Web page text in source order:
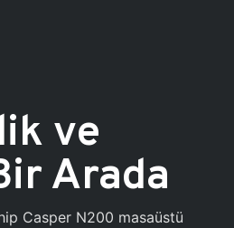
ve
Arada
Casper N200 masaüstü